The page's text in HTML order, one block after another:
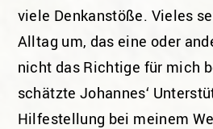
viele Denkanstöße. Vieles
Alltag um, das eine oder
nicht das Richtige für mich
schätzte Johannes‘
Hilfestellung bei meinem